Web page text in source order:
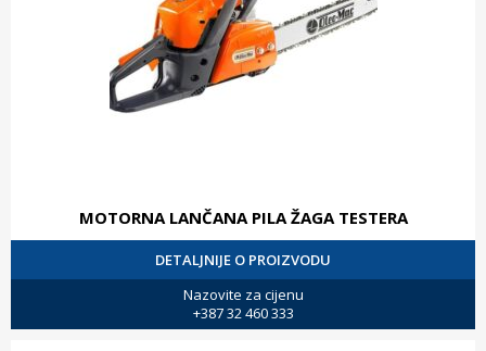
MOTORNA LANČANA PILA ŽAGA TESTERA
DETALJNIJE O PROIZVODU
Nazovite za cijenu
+387 32 460 333